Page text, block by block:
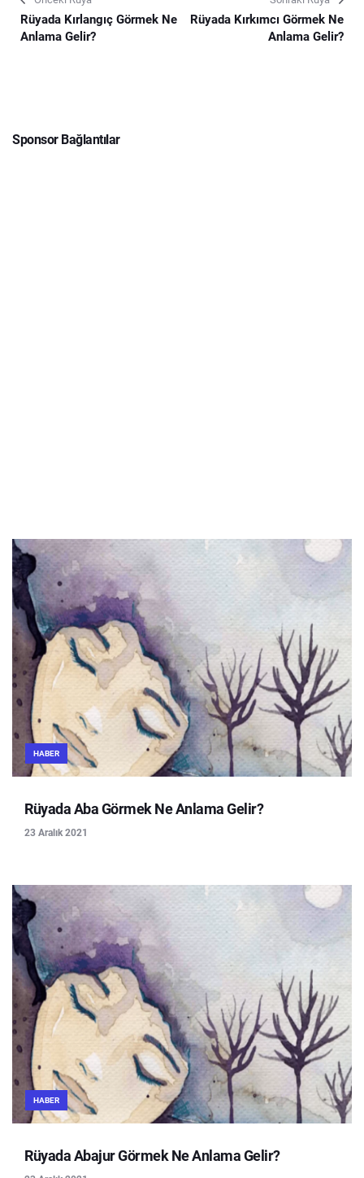
Rüyada Kırlangıç Görmek Ne
Anlama Gelir?
Rüyada Kırkımcı Görmek Ne
Anlama Gelir?
Sponsor Bağlantılar
HABER
Rüyada Aba Görmek Ne Anlama Gelir?
23 Aralık 2021
HABER
Rüyada Abajur Görmek Ne Anlama Gelir?